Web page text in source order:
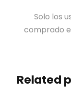
Solo los
comprado
Related